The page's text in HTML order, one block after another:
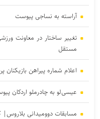
آراسته به نساجی پیوست
تغییر ساختار در معاونت
مستقل
اعلام شماره پیراهن
عیسی‌لو به چادرملو اردکان
مسابقات دوومیدانی بلاروس| کسب ۶ مدال توسط